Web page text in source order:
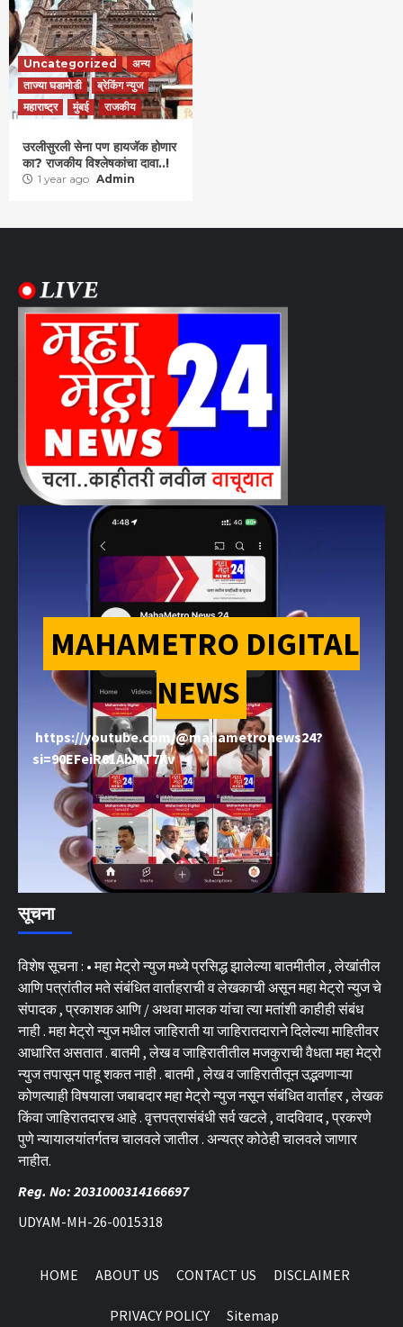
Uncategorized
अन्य
ताज्या घडामोडी
ब्रेकिंग न्युज
महाराष्ट्र
मुंबई राजकीय
उरलीसुरली सेना पण हायजॅक होणार
का? राजकीय विश्लेषकांचा दावा..!
1 year ago Admin
MAHAMETRO DIGITAL
NEWS
https://youtube.com/@mahametronews24?
si=90EFeiR81AbMT7Kv
सूचना
विशेष सूचना : • महा मेट्रो न्युज मध्ये प्रसिद्ध झालेल्या बातमीतील , लेखांतील
आणि पत्रांतील मते संबंधित वार्ताहराची व लेखकाची असून महा मेट्रो न्युज चे
संपादक , प्रकाशक आणि / अथवा मालक यांचा त्या मतांशी काहीही संबंध
नाही . महा मेट्रो न्युज मधील जाहिराती या जाहिरातदाराने दिलेल्या माहितीवर
आधारित असतात . बातमी , लेख व जाहिरातीतील मजकुराची वैधता महा मेट्रो
न्युज तपासून पाहू शकत नाही . बातमी , लेख व जाहिरातीतून उद्भवणाऱ्या
कोणत्याही विषयाला जबाबदार महा मेट्रो न्युज नसून संबंधित वार्ताहर , लेखक
किंवा जाहिरातदारच आहे . वृत्तपत्रासंबंधी सर्व खटले , वादविवाद , प्रकरणे
पुणे न्यायालयांतर्गतच चालवले जातील . अन्यत्र कोठेही चालवले जाणार
नाहीत.
Reg. No: 2031000314166697
UDYAM-MH-26-0015318
HOME ABOUT US CONTACT US DISCLAIMER
PRIVACY POLICY Sitemap